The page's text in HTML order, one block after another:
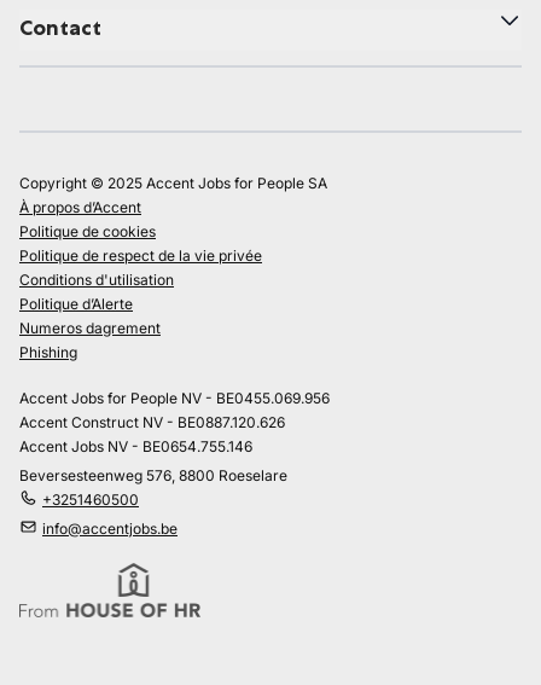
Contact
Copyright © 2025 Accent Jobs for People SA
À propos d’Accent
Politique de cookies
Politique de respect de la vie privée
Conditions d'utilisation
Politique d’Alerte
Numeros dagrement
Phishing
Accent Jobs for People NV - BE0455.069.956
Accent Construct NV - BE0887.120.626
Accent Jobs NV - BE0654.755.146
Beversesteenweg 576, 8800 Roeselare
+3251460500
info@accentjobs.be